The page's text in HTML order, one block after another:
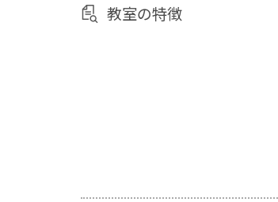
教室の特徴